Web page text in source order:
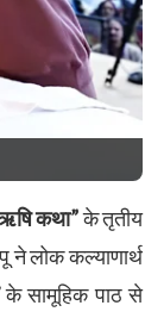
कथा”के तृतीय
ने लोक कल्याणार्थ
के सामूहिक पाठ से